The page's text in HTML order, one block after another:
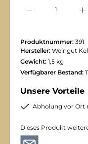
Produktnummer: 391
Hersteller: Weingut
Gewicht: 1,5 kg
Verfügbarer Bestand: 11
Unsere Vorteile
Abholung vor Ort
Dieses Produkt